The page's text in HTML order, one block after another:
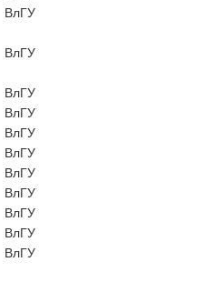
ВлГУ
ВлГУ
ВлГУ
ВлГУ
ВлГУ
ВлГУ
ВлГУ
ВлГУ
ВлГУ
ВлГУ
ВлГУ